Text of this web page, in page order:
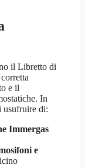
il Libretto di
e il
In
usufruire di:
Immergas
e